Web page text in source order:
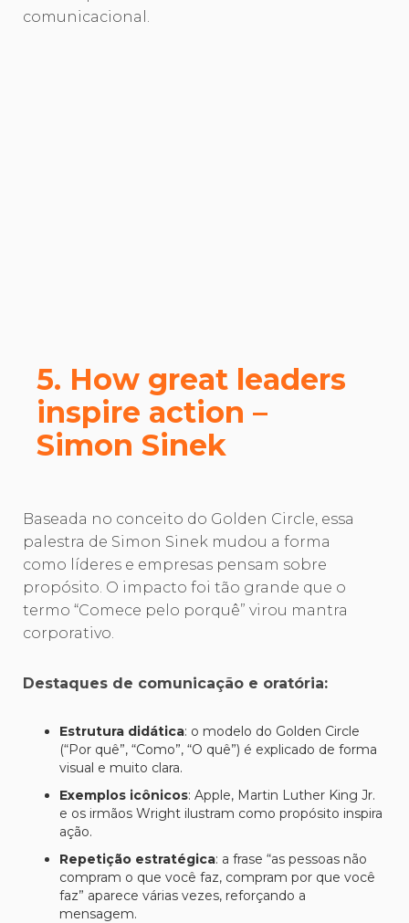
comunicacional.
5. How great leaders
inspire action –
Simon Sinek
Baseada no conceito do Golden Circle, essa
palestra de Simon Sinek mudou a forma
como líderes e empresas pensam sobre
propósito. O impacto foi tão grande que o
termo “Comece pelo porquê” virou mantra
corporativo.
Destaques de comunicação e oratória:
Estrutura didática: o modelo do Golden Circle
(“Por quê”, “Como”, “O quê”) é explicado de forma
visual e muito clara.
Exemplos icônicos: Apple, Martin Luther King Jr.
e os irmãos Wright ilustram como propósito inspira
ação.
Repetição estratégica: a frase “as pessoas não
compram o que você faz, compram por que você
faz” aparece várias vezes, reforçando a
mensagem.